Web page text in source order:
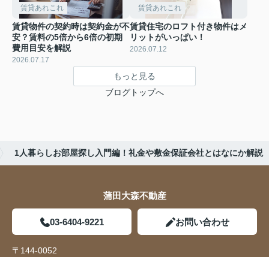
賃貸あれこれ
賃貸物件の契約時は契約金が不
安？賃料の5倍から6倍の初期
費用目安を解説
2026.07.17
賃貸あれこれ
賃貸住宅のロフト付き物件はメ
リットがいっぱい！
2026.07.12
もっと見る
ブログトップへ
1人暮らしお部屋探し入門編！礼金や敷金保証会社とはなにか解説
蒲田大森不動産
03-6404-9221 お問い合わせ
〒144-0052